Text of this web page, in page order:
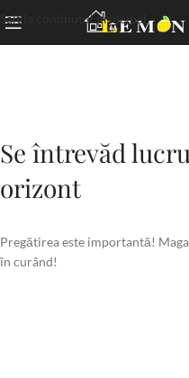
Salt la conținutul principal
Se întrevăd
orizont
Pregătirea este importantă!
în curând!